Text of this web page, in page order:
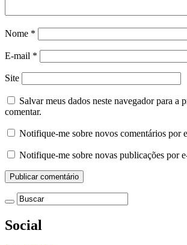
Nome *
E-mail *
Site
Salvar meus dados neste navegador para a
comentar.
Notifique-me sobre novos comentários por
Notifique-me sobre novas publicações por
Social